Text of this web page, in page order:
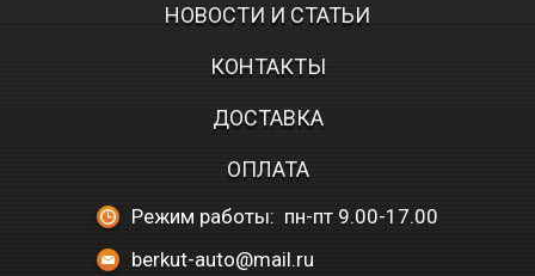
НОВОСТИ И СТАТЬИ
КОНТАКТЫ
ДОСТАВКА
ОПЛАТА
Режим работы: пн-пт 9.00-17.00
berkut-auto@mail.ru